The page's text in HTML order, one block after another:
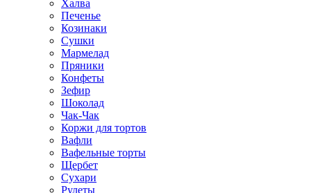
Халва
Печенье
Козинаки
Сушки
Мармелад
Пряники
Конфеты
Зефир
Шоколад
Чак-Чак
Коржи для тортов
Вафли
Вафельные торты
Щербет
Сухари
Рулеты